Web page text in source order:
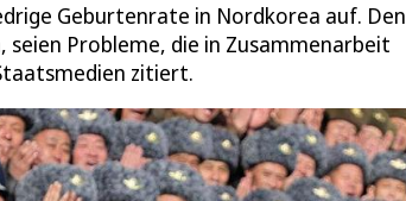
Geburtenrate in Nordkorea auf. Den
Probleme, die in Zusammenarbeit
zitiert.